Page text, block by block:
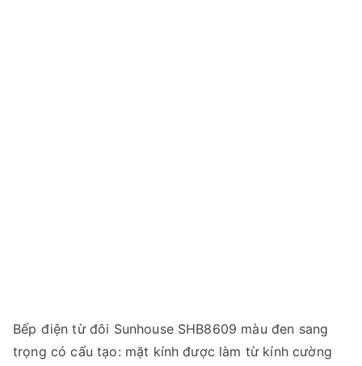
Bếp điện từ đôi Sunhouse SHB8609 màu đen sang
trọng có cấu tạo: mặt kính được làm từ kính cường